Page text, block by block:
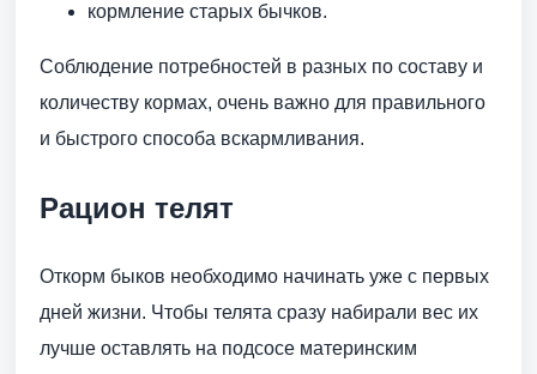
кормление старых бычков.
Соблюдение потребностей в разных по составу и
количеству кормах, очень важно для правильного
и быстрого способа вскармливания.
Рацион телят
Откорм быков необходимо начинать уже с первых
дней жизни. Чтобы телята сразу набирали вес их
лучше оставлять на подсосе материнским